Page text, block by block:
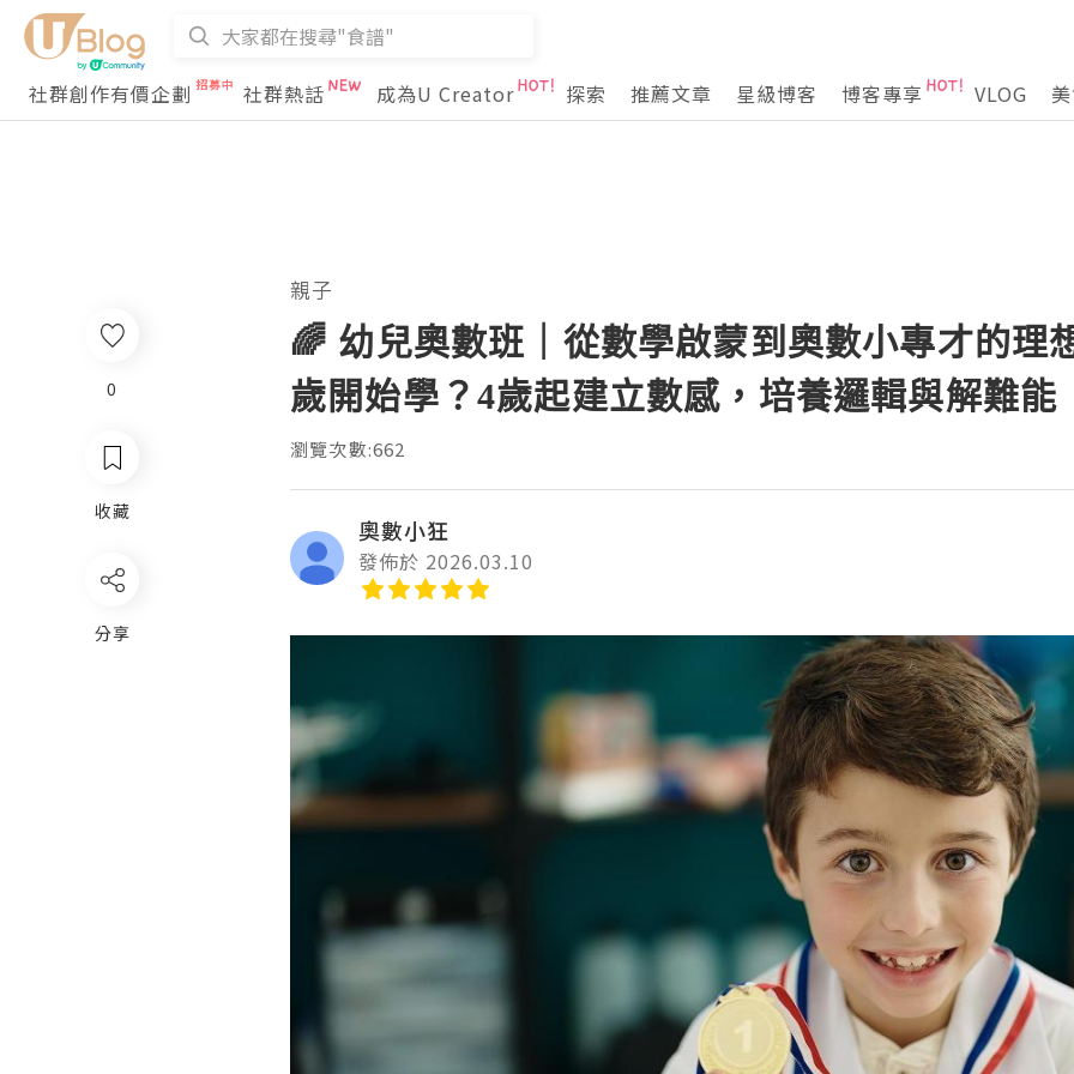
社群創作有價企劃 社群熱話 成為U Creator 探索 推薦文章 星級博客 博客專享 VLOG
0
收藏
分享
親子
🌈 幼兒奧數班｜從數學啟蒙到奧數小專才的理
歲開始學？4歲起建立數感，培養邏輯與解難能
瀏覽次數:662
奧數小狂
發佈於 2026.03.10